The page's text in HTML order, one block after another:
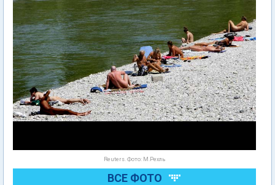
Reuters. Фото: М.Рехль
ВСЕ ФОТО